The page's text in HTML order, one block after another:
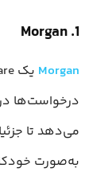
1. Morgan
Morgan